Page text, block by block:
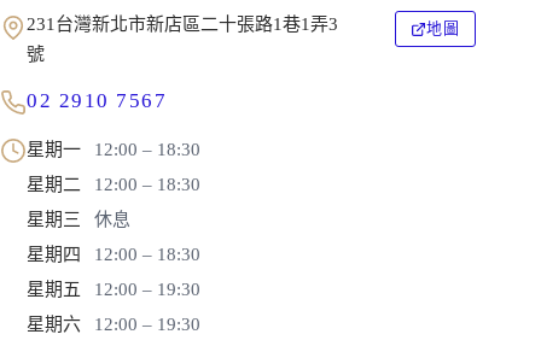
231台灣新北市新店區二十張路1巷1弄3
號
地圖
02 2910 7567
星期一
12:00 – 18:30
星期二
12:00 – 18:30
星期三
休息
星期四
12:00 – 18:30
星期五
12:00 – 19:30
星期六
12:00 – 19:30